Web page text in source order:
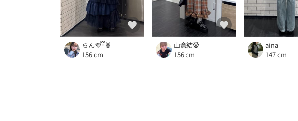
らん💜ྀི🐰
156 cm
山倉結愛
156 cm
aina
147 cm